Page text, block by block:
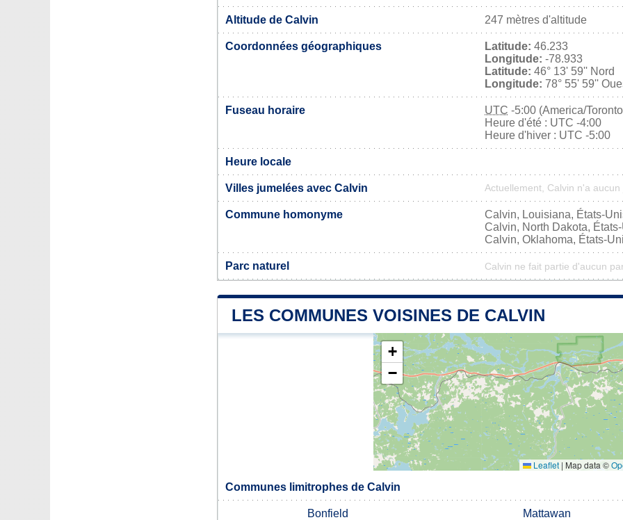
Altitude de Calvin 247 mètres d'altitude
Coordonnées géographiques Latitude: 46.233
Longitude: -78.933
Latitude: 46° 13' 59'' Nord
Longitude: 78° 55' 59''
Fuseau horaire UTC -5:00 (America/
Heure d'été : UTC -4:00
Heure d'hiver : UTC -5:00
Heure locale
Villes jumelées avec Calvin Actuellement, Calvin n'a aucun
Commune homonyme
Calvin, Louisiana, États-
Calvin, North Dakota,
Calvin, Oklahoma, États-
Parc naturel Calvin ne fait partie d'aucun
LES COMMUNES VOISINES DE CALVIN
+
−
Leaflet | Map data ©
Communes limitrophes de Calvin
Bonfield Mattawan